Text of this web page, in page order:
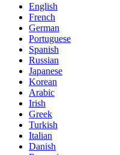
English
French
German
Portuguese
Spanish
Russian
Japanese
Korean
Arabic
Irish
Greek
Turkish
Italian
Danish